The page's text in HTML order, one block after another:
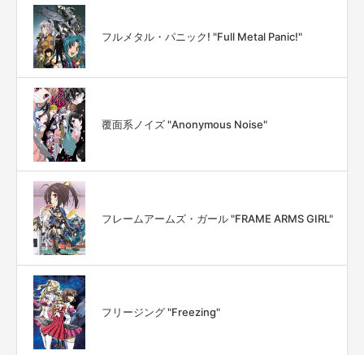
フルメタル・パニック! "Full Metal Panic!"
覆面系ノイズ "Anonymous Noise"
フレームアームズ・ガール "FRAME ARMS GIRL"
フリージング "Freezing"